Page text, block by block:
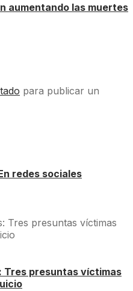
aumentando las muertes
para publicar un
redes sociales
Tres presuntas víctimas